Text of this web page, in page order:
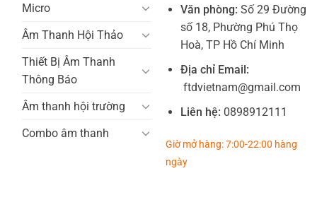
Micro
Âm Thanh Hội Thảo
Thiết Bị Âm Thanh
Thông Báo
Âm thanh hội trường
Combo âm thanh
Văn phòng: Số 29 Đường
số 18, Phường Phú Thọ
Hoà, TP Hồ Chí Minh
Địa chỉ Email:
ftdvietnam@gmail.com
Liên hệ: 0898912111
Giờ mở hàng: 7:00-22:00 hàng
ngày